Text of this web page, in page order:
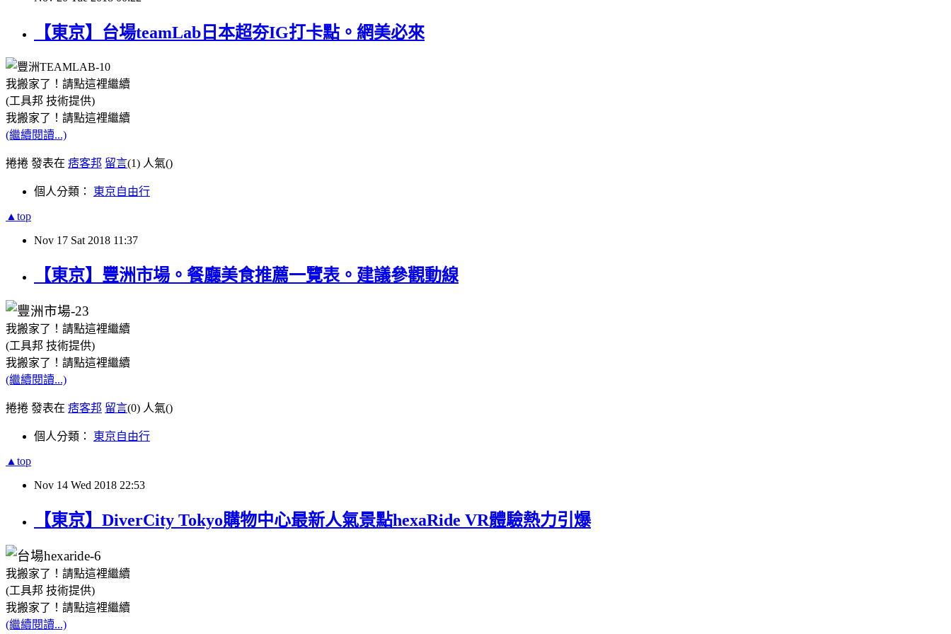
【東京】台場teamLab日本超夯IG打卡點。網美必來
我搬家了！請點這裡繼續
(工具邦 技術提供)
我搬家了！請點這裡繼續
(繼續閱讀...)
捲捲 發表在 痞客邦 留言(1) 人氣()
個人分類： 東京自由行
▲top
Nov 17 Sat 2018 11:37
【東京】豐洲市場。餐廳美食推薦一覽表。建議參觀動線
我搬家了！請點這裡繼續
(工具邦 技術提供)
我搬家了！請點這裡繼續
(繼續閱讀...)
捲捲 發表在 痞客邦 留言(0) 人氣()
個人分類： 東京自由行
▲top
Nov 14 Wed 2018 22:53
【東京】DiverCity Tokyo購物中心最新人氣景點hexaRide VR體驗熱力引爆
我搬家了！請點這裡繼續
(工具邦 技術提供)
我搬家了！請點這裡繼續
(繼續閱讀...)